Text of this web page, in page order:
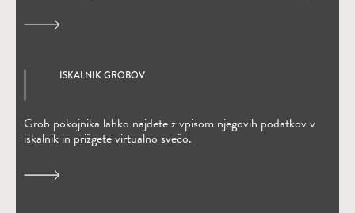
ISKALNIK GROBOV
Grob pokojnika lahko najdete z vpisom njegovih podatkov v
iskalnik in prižgete virtualno svečo.
(Odpre se v novem oknu)